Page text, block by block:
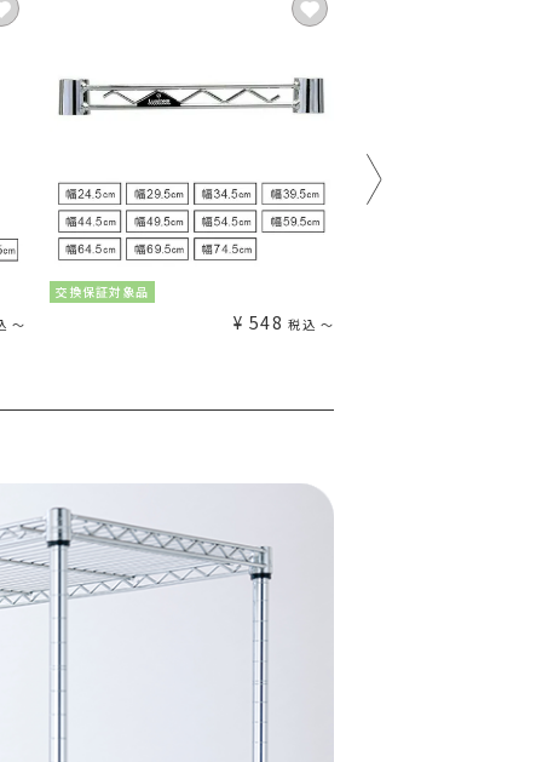
〜
交換保証対象品
¥ 548 税込 〜